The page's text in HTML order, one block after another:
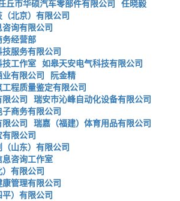
丘市华硕汽车零部件有限公司 任晓毅
北京）有限公司
询有限公司
经营部
服务有限公司
工作室 如皋天安电气科技有限公司
有限公司 阮金精
程质量鉴定有限公司
公司 瑞安市沁峰自动化设备有限公司
商务有限公司
公司 瑞嘉（福建）体育用品有限公司
限公司
山东）有限公司
咨询工作室
有限公司
管理有限公司
）有限公司